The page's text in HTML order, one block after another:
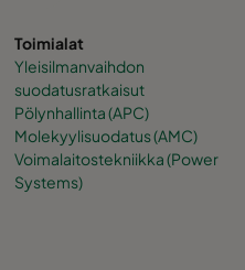
Toimialat
Yleisilmanvaihdon
suodatusratkaisut
Pölynhallinta (APC)
Molekyylisuodatus (AMC)
Voimalaitostekniikka (Power
Systems)